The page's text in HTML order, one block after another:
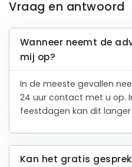
Vraag en antwoord
Wanneer neemt de
mij op?
In de meeste gevallen
24 uur contact met u op.
feestdagen kan dit langer
Kan het gratis